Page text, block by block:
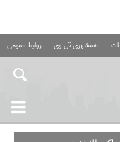
همشهری تی وی روابط عمومی